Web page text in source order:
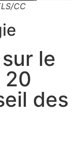
CC
le
20
des